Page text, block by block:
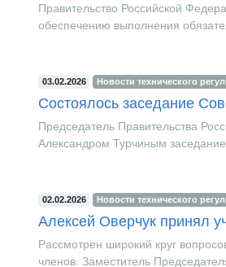
Правительство Российской
обеспечению выполнения
03.02.2026 Новости технического
Состоялось заседание
Председатель Правительства
Александром Турчиным
02.02.2026 Новости технического
Алексей Оверчук принял
Рассмотрен широкий круг
членов. Заместитель